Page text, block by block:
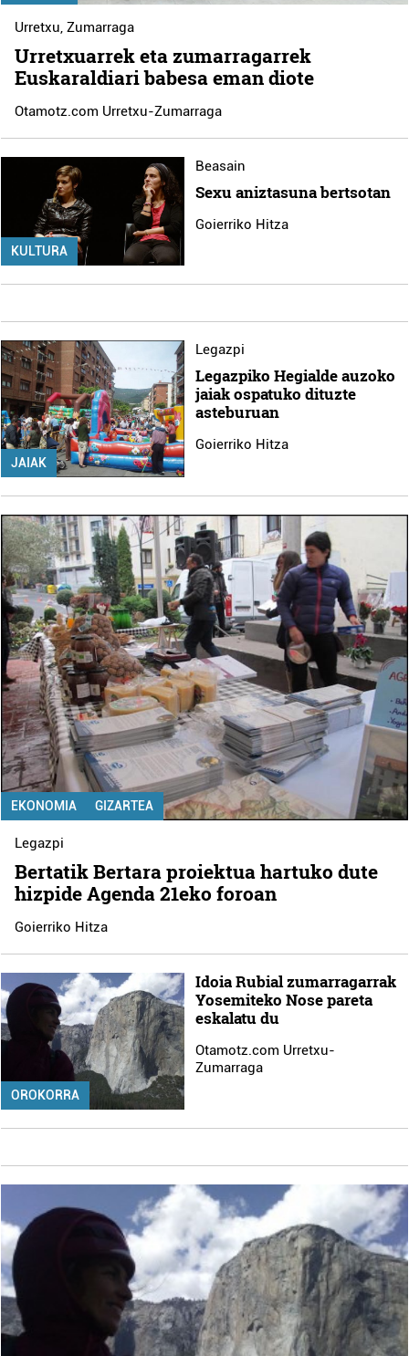
Urretxu ,Zumarraga
Urretxuarrek eta zumarragarrek
Euskaraldiari babesa eman diote
Otamotz.com Urretxu-Zumarraga
KULTURA
Beasain
Sexu aniztasuna bertsotan
Goierriko Hitza
JAIAK
Legazpi
Legazpiko Hegialde auzoko
jaiak ospatuko dituzte
asteburuan
Goierriko Hitza
EKONOMIA GIZARTEA
Legazpi
Bertatik Bertara proiektua hartuko dute
hizpide Agenda 21eko foroan
Goierriko Hitza
OROKORRA
Idoia Rubial zumarragarrak
Yosemiteko Nose pareta
eskalatu du
Otamotz.com Urretxu-
Zumarraga